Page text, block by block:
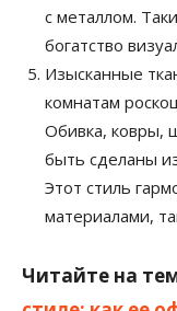
с металлом.
богатство
Изысканные
комнатам
Обивка, ковры,
быть сделаны
Этот стиль
материалами,
Читайте на